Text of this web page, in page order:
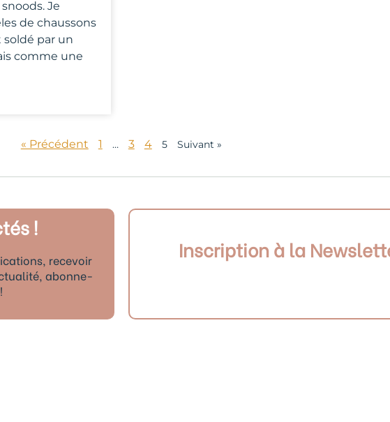
Je
de chaussons
soldé par un
comme une
« Précédent 1 … 3 4 5 Suivant »
!
recevoir
abonne-
Inscription à la